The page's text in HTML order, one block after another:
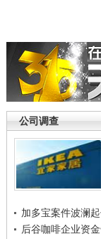
公司调查
加多宝案件波澜
后谷咖啡企业资